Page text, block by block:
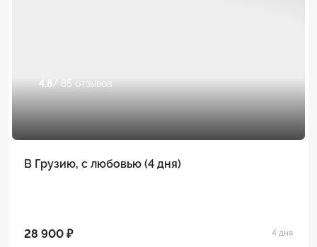
4.8/ 85 отзывов
В Грузию, с любовью (4 дня)
28 900 ₽ 4 дня